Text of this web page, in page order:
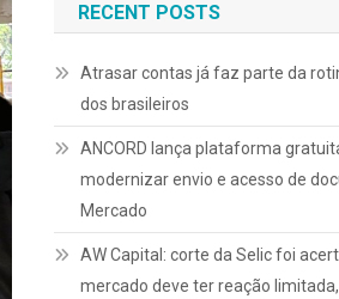
RECENT POSTS
Atrasar contas já faz parte da
dos brasileiros
ANCORD lança plataforma
modernizar envio e acesso de
Mercado
AW Capital: corte da Selic foi
mercado deve ter reação